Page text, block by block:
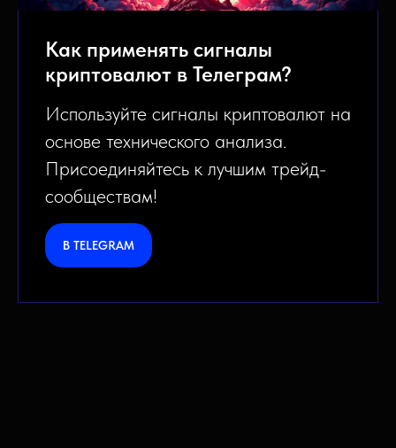
Как применять сигналы
криптовалют в Телеграм?
Используйте сигналы криптовалют на
основе технического анализа.
Присоединяйтесь к лучшим трейд-
сообществам!
В TELEGRAM